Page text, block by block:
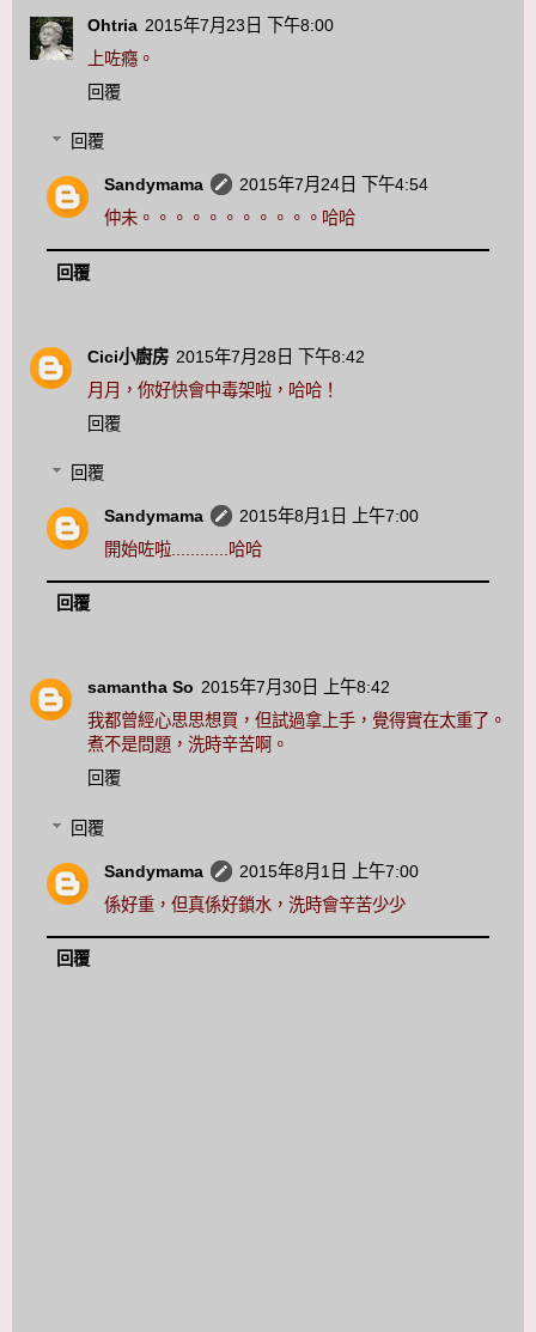
Ohtria 2015年7月23日 下午8:00
上咗癮。
回覆
回覆
Sandymama
2015年7月24日 下午4:54
仲未。。。。。。。。。。。哈哈
回覆
Cici小廚房 2015年7月28日 下午8:42
月月，你好快會中毒架啦，哈哈！
回覆
回覆
Sandymama
2015年8月1日 上午7:00
開始咗啦............哈哈
回覆
samantha So 2015年7月30日 上午8:42
我都曾經心思思想買，但試過拿上手，覺得實在太重了。
煮不是問題，洗時辛苦啊。
回覆
回覆
Sandymama
2015年8月1日 上午7:00
係好重，但真係好鎖水，洗時會辛苦少少
回覆